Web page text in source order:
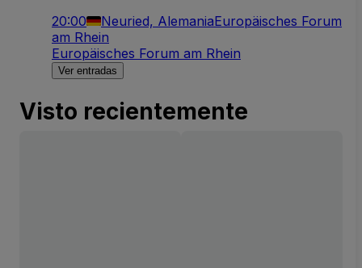
20:00 Neuried, AlemaniaEuropäisches Forum
am Rhein
Europäisches Forum am Rhein
Ver entradas
Visto recientemente